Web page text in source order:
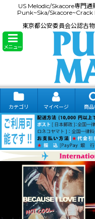
US Melodic/Skacore専門
Punk~Ska/Skacore~Crack
東京都公安委員会公認古
メニュー
カテゴリ マイページ 商